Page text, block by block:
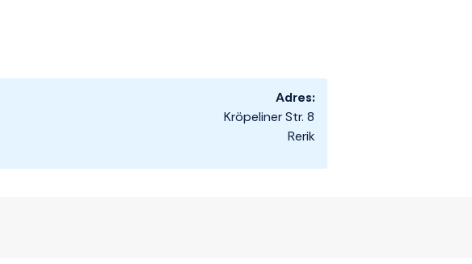
Adres:
Kröpeliner Str. 8
Rerik